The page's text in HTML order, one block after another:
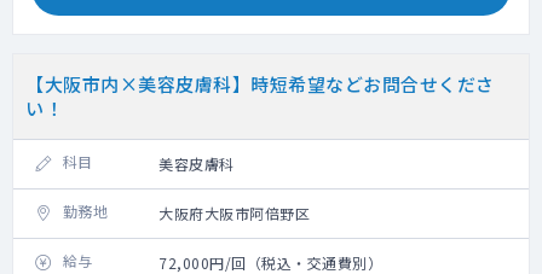
【大阪市内×美容皮膚科】時短希望などお問合せくださ
い！
科目 美容皮膚科
勤務地 大阪府大阪市阿倍野区
給与 72,000円/回（税込・交通費別）